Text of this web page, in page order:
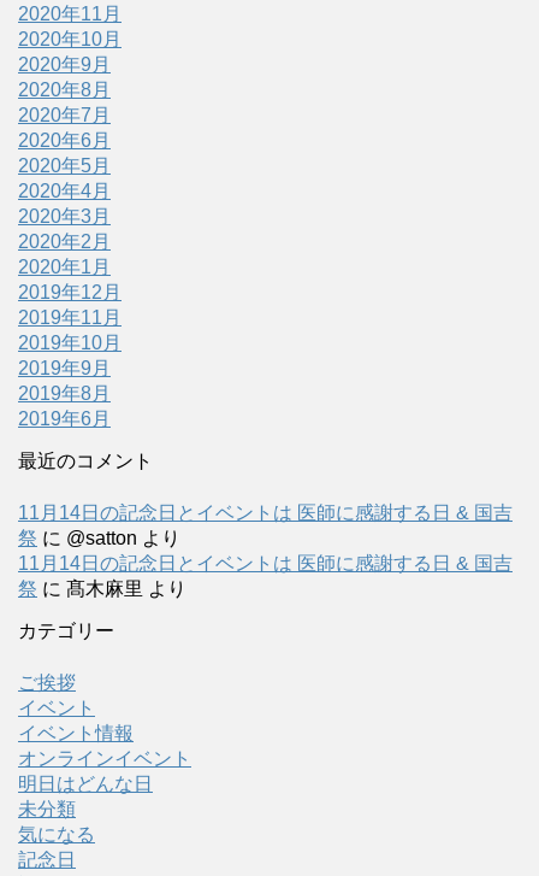
2020年11月
2020年10月
2020年9月
2020年8月
2020年7月
2020年6月
2020年5月
2020年4月
2020年3月
2020年2月
2020年1月
2019年12月
2019年11月
2019年10月
2019年9月
2019年8月
2019年6月
最近のコメント
11月14日の記念日とイベントは 医師に感謝する日 & 国吉
祭 に @satton より
11月14日の記念日とイベントは 医師に感謝する日 & 国吉
祭 に 髙木麻里 より
カテゴリー
ご挨拶
イベント
イベント情報
オンラインイベント
明日はどんな日
未分類
気になる
記念日